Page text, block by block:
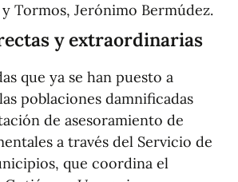
Tormos, Jerónimo Bermúdez.
y extraordinarias
que ya se han puesto a
poblaciones damnificadas
de asesoramiento de
a través del Servicio de
que coordina el